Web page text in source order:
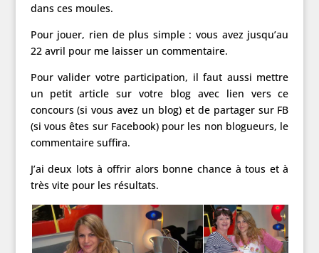
dans ces moules.
Pour jouer, rien de plus simple : vous avez jusqu’au
22 avril pour me laisser un commentaire.
Pour valider votre participation, il faut aussi mettre
un petit article sur votre blog avec lien vers ce
concours (si vous avez un blog) et de partager sur FB
(si vous êtes sur Facebook) pour les non blogueurs, le
commentaire suffira.
J’ai deux lots à offrir alors bonne chance à tous et à
très vite pour les résultats.